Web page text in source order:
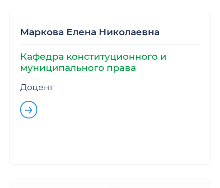
Маркова Елена Николаевна
Кафедра конституционного и
муниципального права
Доцент